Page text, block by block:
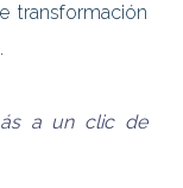
transformación
a un clic de